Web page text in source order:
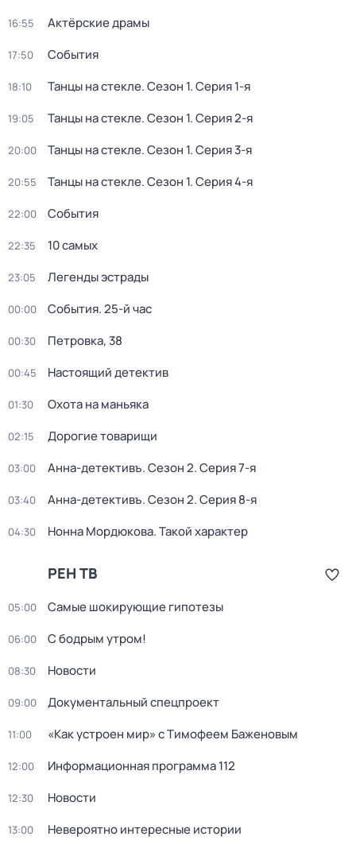
16:55 Актёрские драмы
17:50 События
18:10 Танцы на стекле. Сезон 1. Серия 1-я
19:05 Танцы на стекле. Сезон 1. Серия 2-я
20:00 Танцы на стекле. Сезон 1. Серия 3-я
20:55 Танцы на стекле. Сезон 1. Серия 4-я
22:00 События
22:35 10 самых
23:05 Легенды эстрады
00:00 События. 25-й час
00:30 Петровка, 38
00:45 Настоящий детектив
01:30 Охота на маньяка
02:15 Дорогие товарищи
03:00 Анна-детективъ. Сезон 2. Серия 7-я
03:40 Анна-детективъ. Сезон 2. Серия 8-я
04:30 Нонна Мордюкова. Такой характер
РЕН ТВ
05:00 Самые шoкиpующие гипотезы
06:00 С бодрым утром!
08:30 Новости
09:00 Докyментальный cпецпроект
11:00 «Как устроен мир» с Тимофеем Баженовым
12:00 Информационная программа 112
12:30 Новости
13:00 Невероятно интересные истории